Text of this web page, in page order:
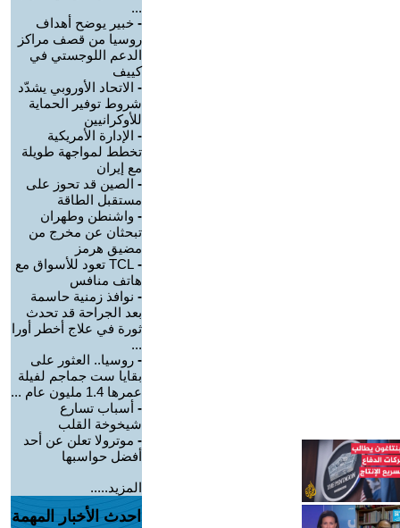
...
- خبير يوضح أهداف
روسيا من قصف مراكز
الدعم اللوجستي في
كييف
- الاتحاد الأوروبي يشدّد
شروط توفير الحماية
للأوكرانيين
- الإدارة الأمريكية
تخطط لمواجهة طويلة
مع إيران
- الصين قد تحوز على
مستقبل الطاقة
- واشنطن وطهران
تبحثان عن مخرج من
مضيق هرمز
-
TCL تعود للأسواق مع
هاتف منافس
- نوافذ زمنية حاسمة
بعد الجراحة قد تحدث
ثورة في علاج أخطر أورا
...
- روسيا.. العثور على
بقايا ست جماجم لفيلة
عمرها 1.4 مليون عام ...
- أسباب تسارع
شيخوخة القلب
- موترولا تعلن عن أحد
أفضل حواسبها
المزيد.....
احدث الأخبار المهمة